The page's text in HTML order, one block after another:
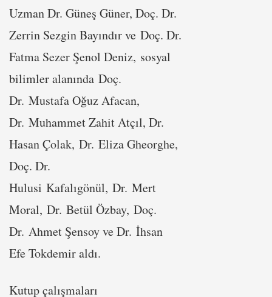
Uzman Dr. Güneş Güner, Doç. Dr.
Zerrin Sezgin Bayındır ve Doç. Dr.
Fatma Sezer Şenol Deniz, sosyal
bilimler alanında Doç.
Dr. Mustafa Oğuz Afacan,
Dr. Muhammet Zahit Atçıl, Dr.
Hasan Çolak, Dr. Eliza Gheorghe,
Doç. Dr.
Hulusi Kafalıgönül, Dr. Mert
Moral, Dr. Betül Özbay, Doç.
Dr. Ahmet Şensoy ve Dr. İhsan
Efe Tokdemir aldı.
Kutup çalışmaları